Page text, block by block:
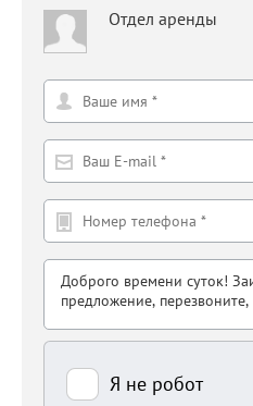
Отдел аренды
Я не робот